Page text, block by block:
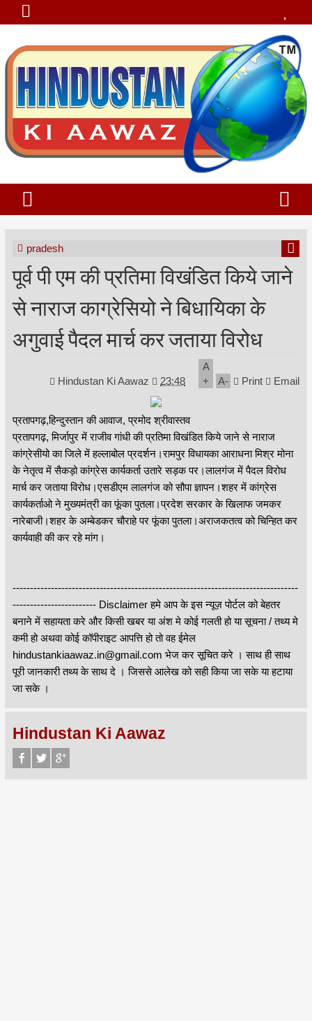
pradesh
पूर्व पी एम की प्रतिमा विखंडित किये जाने
से नाराज काग्रेसियो ने बिधायिका के
अगुवाई पैदल मार्च कर जताया विरोध
Hindustan Ki Aawaz 23:48
A
+
A- Print Email
प्रतापगढ़,हिन्दुस्तान की आवाज, प्रमोद श्रीवास्तव
प्रतापगढ़, मिर्जापुर में राजीव गांधी की प्रतिमा विखंडित किये जाने से नाराज
कांग्रेसीयो का जिले में हल्लाबोल प्रदर्शन।रामपुर विधायका आराधना मिश्र मोना
के नेतृत्व में सैकड़ो कांग्रेस कार्यकर्ता उतारे सड़क पर।लालगंज में पैदल विरोध
मार्च कर जताया विरोध।एसडीएम लालगंज को सौपा ज्ञापन।शहर में कांग्रेस
कार्यकर्ताओ ने मुख्यमंत्री का फूंका पुतला।प्रदेश सरकार के खिलाफ जमकर
नारेबाजी।शहर के अम्बेडकर चौराहे पर फूंका पुतला।अराजकतत्व को चिन्हित कर
कार्यवाही की कर रहे मांग।
----------------------------------------------------------------------------------
------------------------ Disclaimer हमे आप के इस न्यूज़ पोर्टल को बेहतर
बनाने में सहायता करे और किसी खबर या अंश मे कोई गलती हो या सूचना / तथ्य मे
कमी हो अथवा कोई कॉपीराइट आपत्ति हो तो वह ईमेल
hindustankiaawaz.in@gmail.com भेज कर सूचित करे । साथ ही साथ
पूरी जानकारी तथ्य के साथ दे । जिससे आलेख को सही किया जा सके या हटाया
जा सके ।
Hindustan Ki Aawaz